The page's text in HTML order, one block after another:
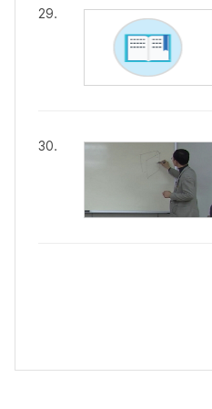
29.
30.